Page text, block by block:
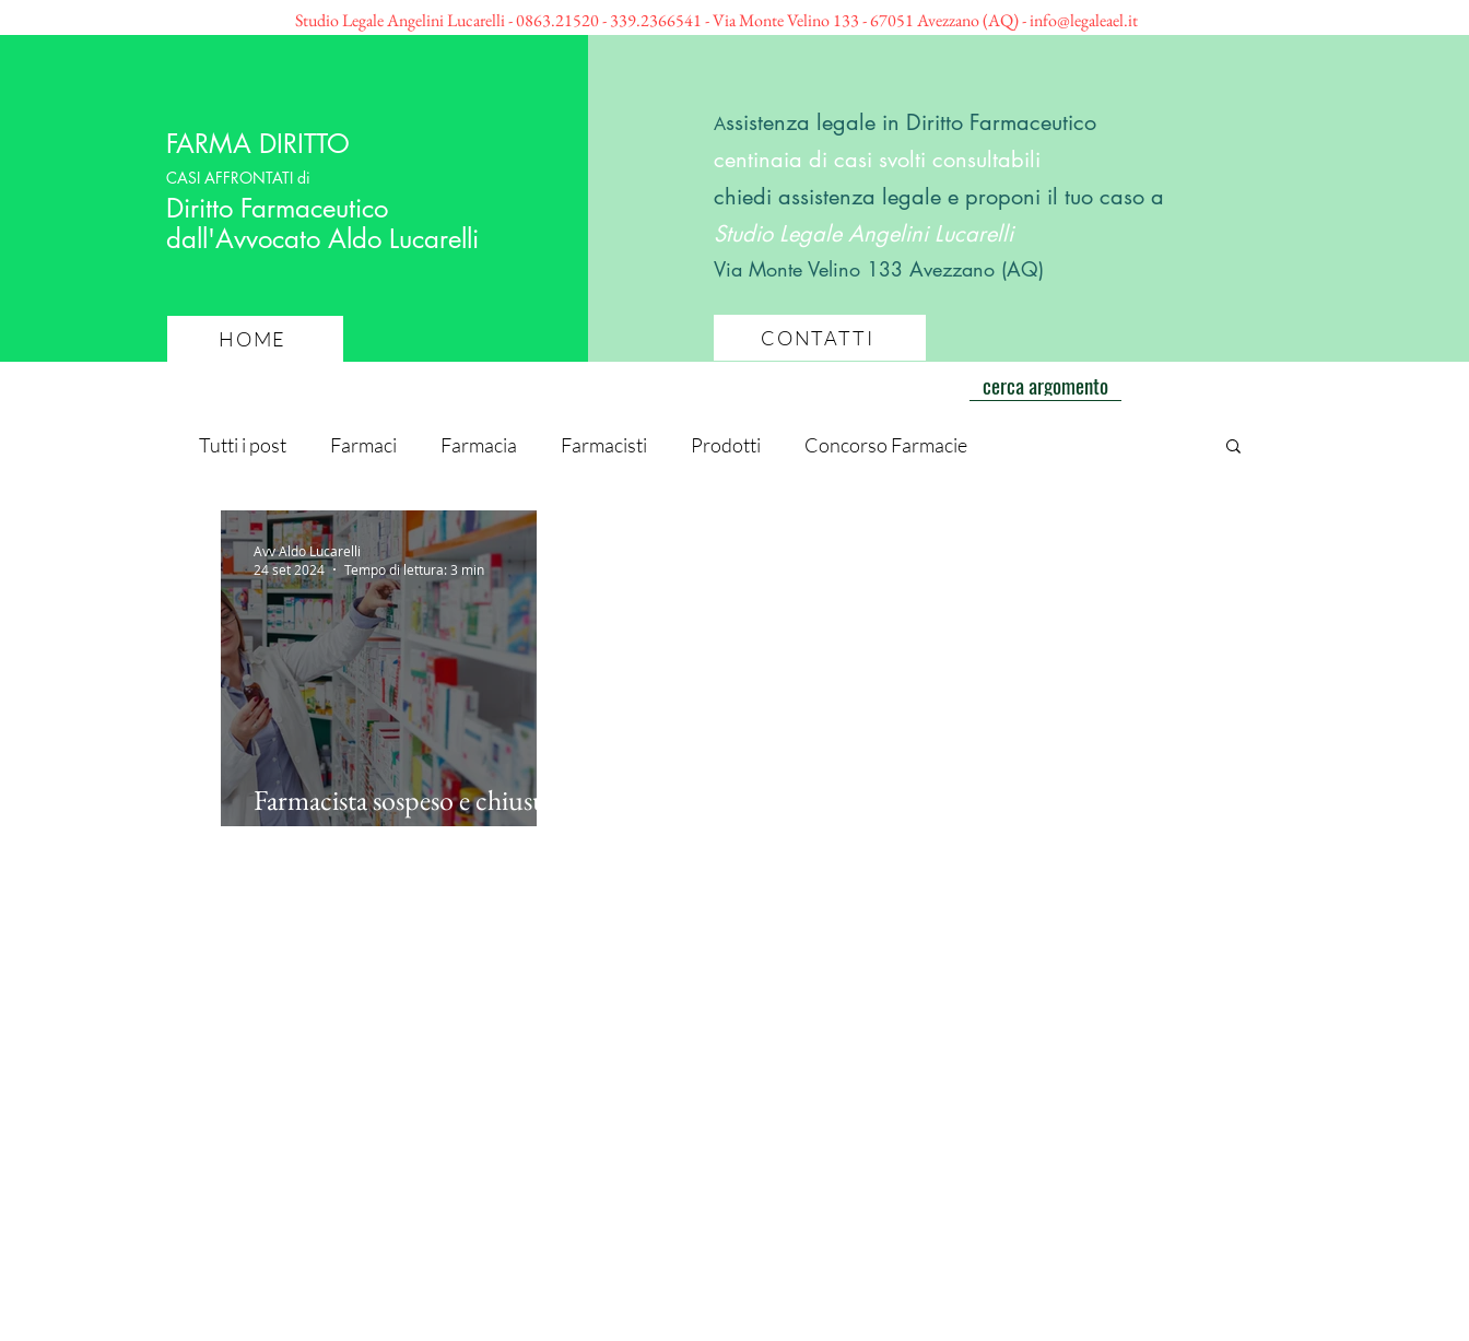
Studio Legale Angelini Lucarelli - 0863.21520 - 339.2366541 - Via Monte Velino 133 - 67051 Avezzano (AQ) -info@legaleael.it
FARMA DIRITTO
CASI AFFRONTATI di
Diritto Farmaceutico
dall'Avvocato Aldo Lucarelli
HOME
Assistenza legale in Diritto Farmaceutico
centinaia di casi svolti consultabili
chiedi assistenza legale e proponi il tuo caso a
Studio Legale Angelini Lucarelli
Via Monte Velino 133 Avezzano (AQ)
CONTATTI
cerca argomento
Tutti i post Farmaci Farmacia Farmacisti Prodotti Concorso Farmacie
Farmacista sospeso e chiusura
farmacia.
Avv Aldo Lucarelli
24 set 2024
Tempo di lettura: 3 min